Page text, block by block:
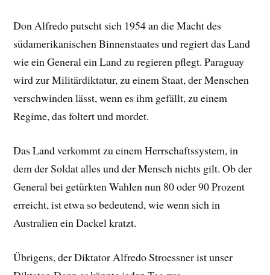
Don Alfredo putscht sich 1954 an die Macht des
südamerikanischen Binnenstaates und regiert das Land
wie ein General ein Land zu regieren pflegt. Paraguay
wird zur Militärdiktatur, zu einem Staat, der Menschen
verschwinden lässt, wenn es ihm gefällt, zu einem
Regime, das foltert und mordet.
Das Land verkommt zu einem Herrschaftssystem, in
dem der Soldat alles und der Mensch nichts gilt. Ob der
General bei getürkten Wahlen nun 80 oder 90 Prozent
erreicht, ist etwa so bedeutend, wie wenn sich in
Australien ein Dackel kratzt.
Übrigens, der Diktator Alfredo Stroessner ist unser